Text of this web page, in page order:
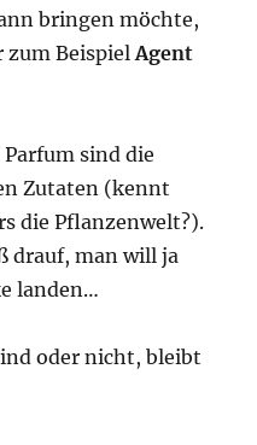
bringen möchte,
zum BeispielAgent
Parfum sind die
Zutaten (kennt
die Pflanzenwelt?).
drauf, man will ja
landen…
oder nicht, bleibt